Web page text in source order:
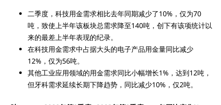
二季度，科技用金需求相比去年同期减少了10%，仅为70
吨，致使上半年该板块总需求降至140吨，创下有该项统计以
来的最差上半年表现的纪录。
在科技用金需求中占据大头的电子产品用金量同比减少
12%，仅为56吨。
其他工业应用领域的用金需求同比小幅增长1%，达到12吨，
但牙科需求延续长期下降趋势，同比减少10%，仅2吨。